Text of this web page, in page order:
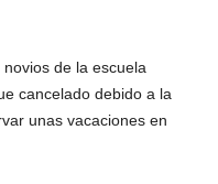
de la escuela
cancelado debido a la
unas vacaciones en